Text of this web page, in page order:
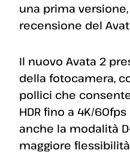
una prima
recensione del
Il nuovo Avata 2
della fotocamera,
pollici che
HDR fino a 4K/60fps
anche la modalità
maggiore